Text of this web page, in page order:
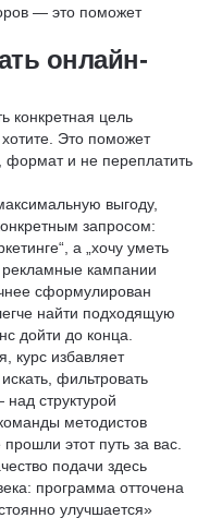
— это поможет
онлайн-
конкретная цель
Это поможет
и не переплатить
выгоду,
запросом:
а „хочу уметь
рекламные кампании
сформулирован
найти подходящую
дойти до конца.
курс избавляет
фильтровать
структурой
методистов
этот путь за вас.
подачи здесь
программа отточена
улучшается»